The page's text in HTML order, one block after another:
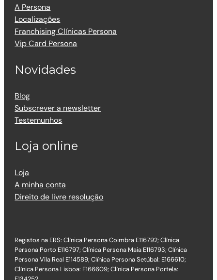
A Persona
Localizações
Franchising Clínicas Persona
Vip Card Persona
Novidades
Blog
Subscrever a newsletter
Testemunhos
Loja online
Loja
A minha conta
Direito de livre resolução
Registos na ERS: Clínica Persona Coimbra E116792; Clínica
Persona Porto E116797; Clínica Persona Maia E116793; Clínica
Persona Vila Real E114589; Clínica Persona Setúbal: E166610;
Clínica Persona Lisboa: E166609; Clínica Persona Portela: